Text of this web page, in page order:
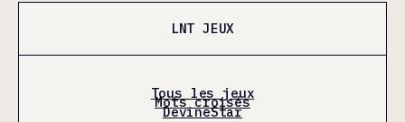
LNT JEUX
Tous les jeux
Mots croisés
DevineStar